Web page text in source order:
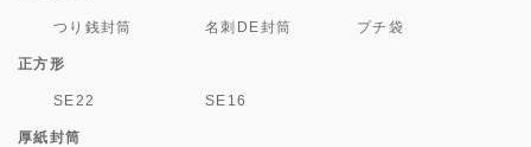
つり銭封筒 名刺DE封筒 プチ袋
正方形
SE22 SE16
厚紙封筒